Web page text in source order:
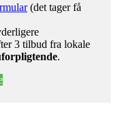
(det tager få
3 tilbud fra lokale
.